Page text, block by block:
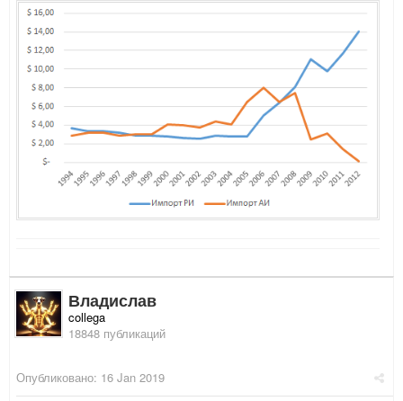
Владислав
collega
18848 публикаций
Опубликовано: 16 Jan 2019